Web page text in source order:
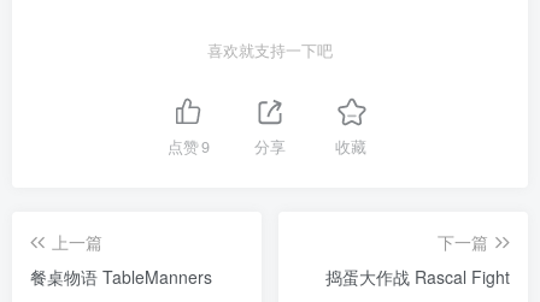
喜欢就支持一下吧
点赞9 分享 收藏
上一篇
餐桌物语 TableManners
下一篇
捣蛋大作战 Rascal Fight